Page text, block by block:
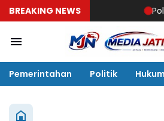
BREAKING NEWS Polres
Pemerintahan Politik Hukum